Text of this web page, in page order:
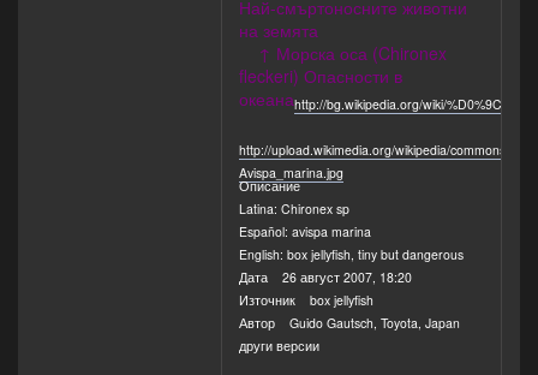
Най-смъртоносните животни
на земята
↑ Морска оса (Chironex
fleckeri) Опасности в
океанаhttp://bg.wikipedia.org/wiki/
http://upload.wikimedia.org/wikipedia/commons/
Avispa_marina.jpg
Описание
Latina: Chironex sp
Español: avispa marina
English: box jellyfish, tiny but dangerous
Дата 26 август 2007, 18:20
Източник box jellyfish
Автор Guido Gautsch, Toyota, Japan
други версии